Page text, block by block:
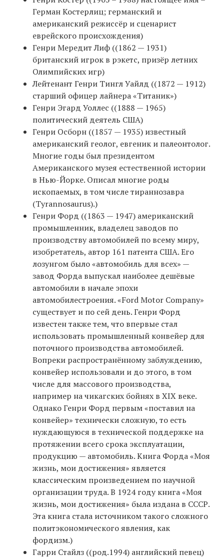
Герман Костерлиц; германский и
американский режиссёр и сценарист
еврейского происхождения)
Генри Мередит Лиф ((1862 — 1931)
британский игрок в рэкетс, призёр летних
Олимпийских игр)
Лейтенант Генри Тингл Уайлд ((1872 — 1912)
старший офицер лайнера «Титаник»)
Генри Эгард Уоллес ((1888 — 1965)
политический деятель США)
Генри Осборн ((1857 — 1935) известный
американский геолог, евгеник и палеонтолог.
Многие годы был президентом
Американского музея естественной истории
в Нью-Йорке. Описал многие роды
ископаемых, в том числе тираннозавра
(Tyrannosaurus).)
Генри Форд ((1863 — 1947) американский
промышленник, владелец заводов по
производству автомобилей по всему миру,
изобретатель, автор 161 патента США. Его
лозунгом было «автомобиль для всех» —
завод Форда выпускал наиболее дешёвые
автомобили в начале эпохи
автомобилестроения. «Ford Motor Company»
существует и по сей день. Генри Форд
известен также тем, что впервые стал
использовать промышленный конвейер для
поточного производства автомобилей.
Вопреки распространённому заблуждению,
конвейер использовали и до этого, в том
числе для массового производства,
например на чикагских бойнях в XIX веке.
Однако Генри Форд первым «поставил на
конвейер» технически сложную, то есть
нуждающуюся в технической поддержке на
протяжении всего срока эксплуатации,
продукцию — автомобиль. Книга Форда «Моя
жизнь, мои достижения» является
классическим произведением по научной
организации труда. В 1924 году книга «Моя
жизнь, мои достижения» была издана в СССР.
Эта книга стала источником такого сложного
политэкономического явления, как
фордизм.)
Гарри Стайлз ((род.1994) английский певец)